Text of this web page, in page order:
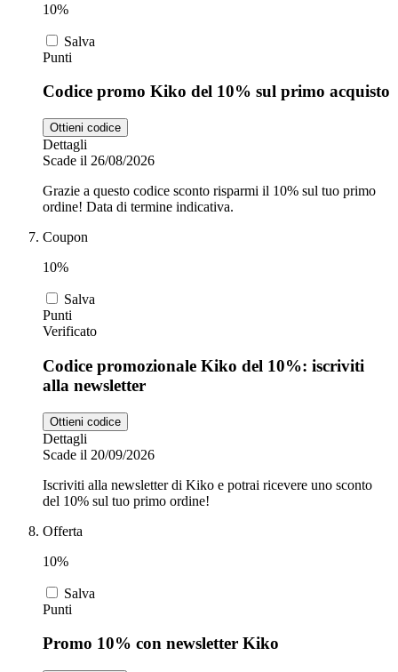
10%
Salva
Punti
Codice promo Kiko del 10% sul primo acquisto
Ottieni codice
Dettagli
Scade il 26/08/2026
Grazie a questo codice sconto risparmi il 10% sul tuo primo
ordine! Data di termine indicativa.
Coupon
10%
Salva
Punti
Verificato
Codice promozionale Kiko del 10%: iscriviti
alla newsletter
Ottieni codice
Dettagli
Scade il 20/09/2026
Iscriviti alla newsletter di Kiko e potrai ricevere uno sconto
del 10% sul tuo primo ordine!
Offerta
10%
Salva
Punti
Promo 10% con newsletter Kiko